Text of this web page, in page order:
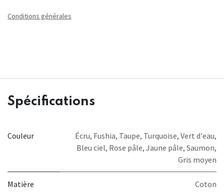
Conditions générales
Spécifications
Couleur Écru, Fushia, Taupe, Turquoise, Vert d'eau,
Bleu ciel, Rose pâle, Jaune pâle, Saumon,
Gris moyen
Matière Coton